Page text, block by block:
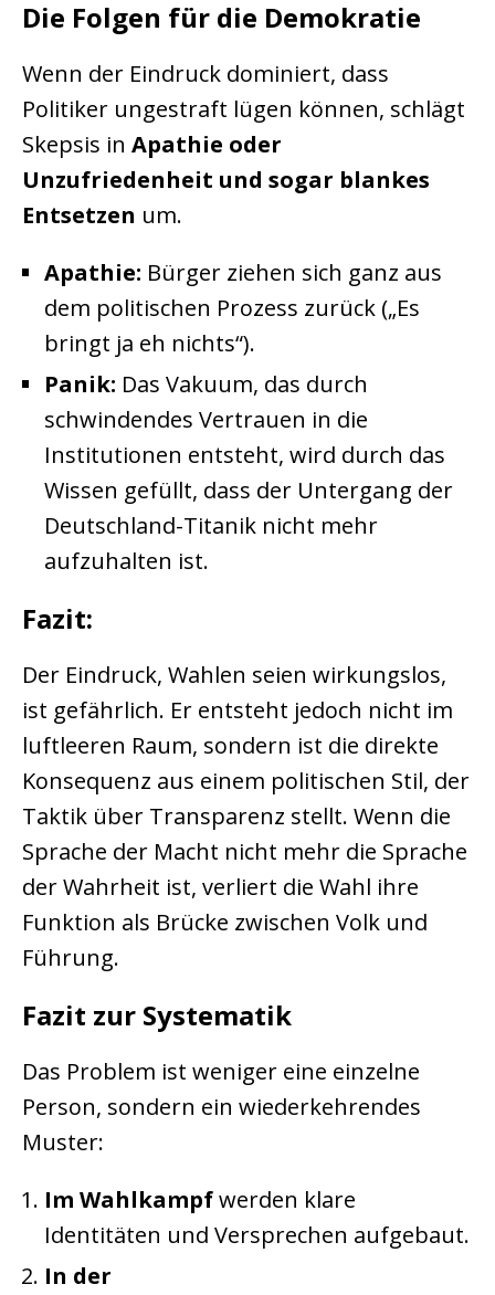
Die Folgen für die Demokratie
Wenn der Eindruck dominiert, dass
Politiker ungestraft lügen können, schlägt
Skepsis in Apathie oder
Unzufriedenheit und sogar blankes
Entsetzen um.
Apathie: Bürger ziehen sich ganz aus
dem politischen Prozess zurück („Es
bringt ja eh nichts“).
Panik: Das Vakuum, das durch
schwindendes Vertrauen in die
Institutionen entsteht, wird durch das
Wissen gefüllt, dass der Untergang der
Deutschland-Titanik nicht mehr
aufzuhalten ist.
Fazit:
Der Eindruck, Wahlen seien wirkungslos,
ist gefährlich. Er entsteht jedoch nicht im
luftleeren Raum, sondern ist die direkte
Konsequenz aus einem politischen Stil, der
Taktik über Transparenz stellt. Wenn die
Sprache der Macht nicht mehr die Sprache
der Wahrheit ist, verliert die Wahl ihre
Funktion als Brücke zwischen Volk und
Führung.
Fazit zur Systematik
Das Problem ist weniger eine einzelne
Person, sondern ein wiederkehrendes
Muster:
Im Wahlkampfwerden klare
Identitäten und Versprechen aufgebaut.
In der